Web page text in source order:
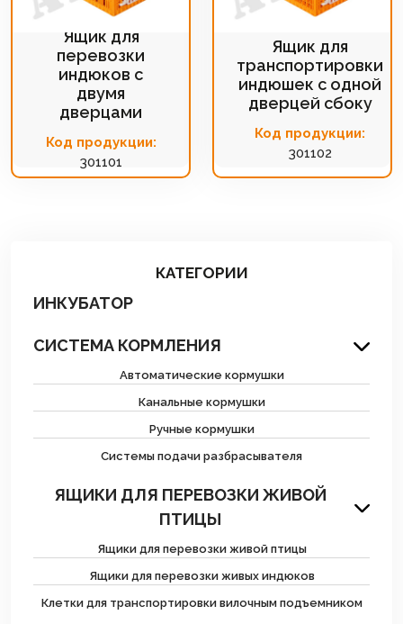
КАТЕГОРИИ
ИНКУБАТОР
СИСТЕМА КОРМЛЕНИЯ
Автоматические кормушки
Канальные кормушки
Ручные кормушки
Системы подачи разбрасывателя
ЯЩИКИ ДЛЯ ПЕРЕВОЗКИ ЖИВОЙ
ПТИЦЫ
Ящики для перевозки живой птицы
Ящики для перевозки живых индюков
Клетки для транспортировки вилочным подъемником
Ящик для
перевозки
индюков с
двумя
дверцами
Код продукции:
301101
Ящик для
транспортировки
индюшек с одной
дверцей сбоку
Код продукции:
301102